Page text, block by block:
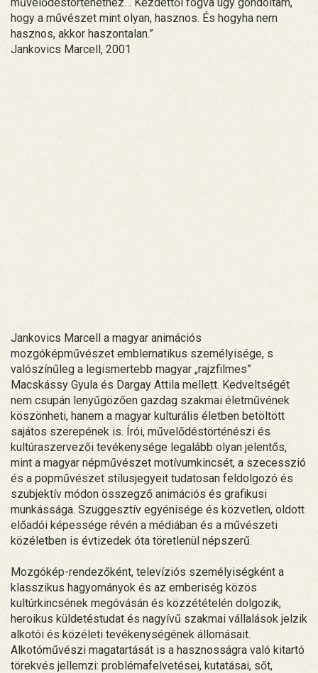
hogy a művészet mint olyan, hasznos. És hogyha nem
hasznos, akkor haszontalan.”
Jankovics Marcell, 2001
Jankovics Marcell a magyar animációs
mozgóképművészet emblematikus személyisége, s
valószínűleg a legismertebb magyar „rajzfilmes”
Macskássy Gyula és Dargay Attila mellett. Kedveltségét
nem csupán lenyűgözően gazdag szakmai életművének
köszönheti, hanem a magyar kulturális életben betöltött
sajátos szerepének is. Írói, művelődéstörténészi és
kultúraszervezői tevékenysége legalább olyan jelentős,
mint a magyar népművészet motívumkincsét, a szecesszió
és a popművészet stílusjegyeit tudatosan feldolgozó és
szubjektív módon összegző animációs és grafikusi
munkássága. Szuggesztív egyénisége és közvetlen, oldott
előadói képessége révén a médiában és a művészeti
közéletben is évtizedek óta töretlenül népszerű.
Mozgókép-rendezőként, televíziós személyiségként a
klasszikus hagyományok és az emberiség közös
kultúrkincsének megóvásán és közzétételén dolgozik,
heroikus küldetéstudat és nagyívű szakmai vállalások jelzik
alkotói és közéleti tevékenységének állomásait.
Alkotóművészi magatartását is a hasznosságra való kitartó
törekvés jellemzi: problémafelvetései, kutatásai, sőt,